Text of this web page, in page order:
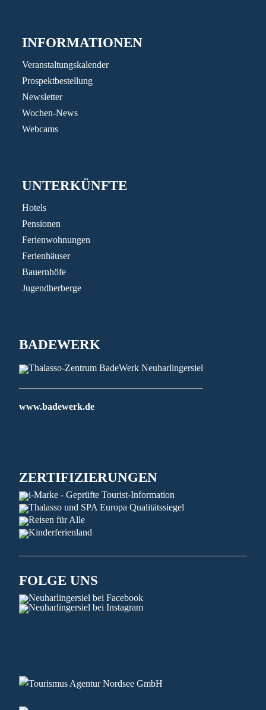
INFORMATIONEN
Veranstaltungskalender
Prospektbestellung
Newsletter
Wochen-News
Webcams
UNTERKÜNFTE
Hotels
Pensionen
Ferienwohnungen
Ferienhäuser
Bauernhöfe
Jugendherberge
BADEWERK
www.badewerk.de
ZERTIFIZIERUNGEN
FOLGE UNS